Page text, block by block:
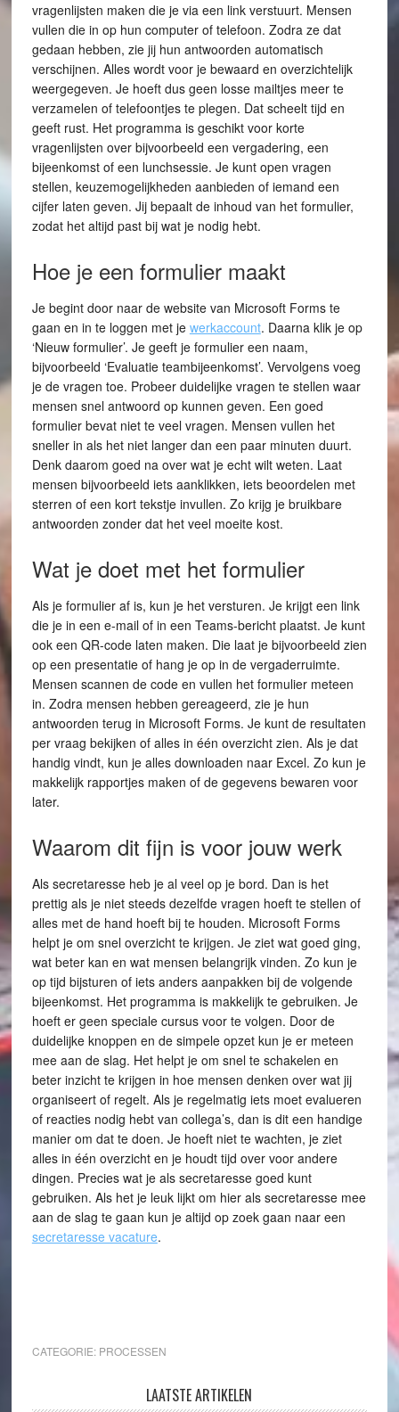
vragenlijsten maken die je via een link verstuurt. Mensen
vullen die in op hun computer of telefoon. Zodra ze dat
gedaan hebben, zie jij hun antwoorden automatisch
verschijnen. Alles wordt voor je bewaard en overzichtelijk
weergegeven. Je hoeft dus geen losse mailtjes meer te
verzamelen of telefoontjes te plegen. Dat scheelt tijd en
geeft rust. Het programma is geschikt voor korte
vragenlijsten over bijvoorbeeld een vergadering, een
bijeenkomst of een lunchsessie. Je kunt open vragen
stellen, keuzemogelijkheden aanbieden of iemand een
cijfer laten geven. Jij bepaalt de inhoud van het formulier,
zodat het altijd past bij wat je nodig hebt.
Hoe je een formulier maakt
Je begint door naar de website van Microsoft Forms te
gaan en in te loggen met je werkaccount. Daarna klik je op
‘Nieuw formulier’. Je geeft je formulier een naam,
bijvoorbeeld ‘Evaluatie teambijeenkomst’. Vervolgens voeg
je de vragen toe. Probeer duidelijke vragen te stellen waar
mensen snel antwoord op kunnen geven. Een goed
formulier bevat niet te veel vragen. Mensen vullen het
sneller in als het niet langer dan een paar minuten duurt.
Denk daarom goed na over wat je echt wilt weten. Laat
mensen bijvoorbeeld iets aanklikken, iets beoordelen met
sterren of een kort tekstje invullen. Zo krijg je bruikbare
antwoorden zonder dat het veel moeite kost.
Wat je doet met het formulier
Als je formulier af is, kun je het versturen. Je krijgt een link
die je in een e-mail of in een Teams-bericht plaatst. Je kunt
ook een QR-code laten maken. Die laat je bijvoorbeeld zien
op een presentatie of hang je op in de vergaderruimte.
Mensen scannen de code en vullen het formulier meteen
in. Zodra mensen hebben gereageerd, zie je hun
antwoorden terug in Microsoft Forms. Je kunt de resultaten
per vraag bekijken of alles in één overzicht zien. Als je dat
handig vindt, kun je alles downloaden naar Excel. Zo kun je
makkelijk rapportjes maken of de gegevens bewaren voor
later.
Waarom dit fijn is voor jouw werk
Als secretaresse heb je al veel op je bord. Dan is het
prettig als je niet steeds dezelfde vragen hoeft te stellen of
alles met de hand hoeft bij te houden. Microsoft Forms
helpt je om snel overzicht te krijgen. Je ziet wat goed ging,
wat beter kan en wat mensen belangrijk vinden. Zo kun je
op tijd bijsturen of iets anders aanpakken bij de volgende
bijeenkomst. Het programma is makkelijk te gebruiken. Je
hoeft er geen speciale cursus voor te volgen. Door de
duidelijke knoppen en de simpele opzet kun je er meteen
mee aan de slag. Het helpt je om snel te schakelen en
beter inzicht te krijgen in hoe mensen denken over wat jij
organiseert of regelt. Als je regelmatig iets moet evalueren
of reacties nodig hebt van collega’s, dan is dit een handige
manier om dat te doen. Je hoeft niet te wachten, je ziet
alles in één overzicht en je houdt tijd over voor andere
dingen. Precies wat je als secretaresse goed kunt
gebruiken. Als het je leuk lijkt om hier als secretaresse mee
aan de slag te gaan kun je altijd op zoek gaan naar een
secretaresse vacature.
CATEGORIE: PROCESSEN
LAATSTE ARTIKELEN